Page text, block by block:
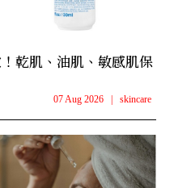
乾肌、油肌、敏感肌保
07 Aug 2026 | skincare